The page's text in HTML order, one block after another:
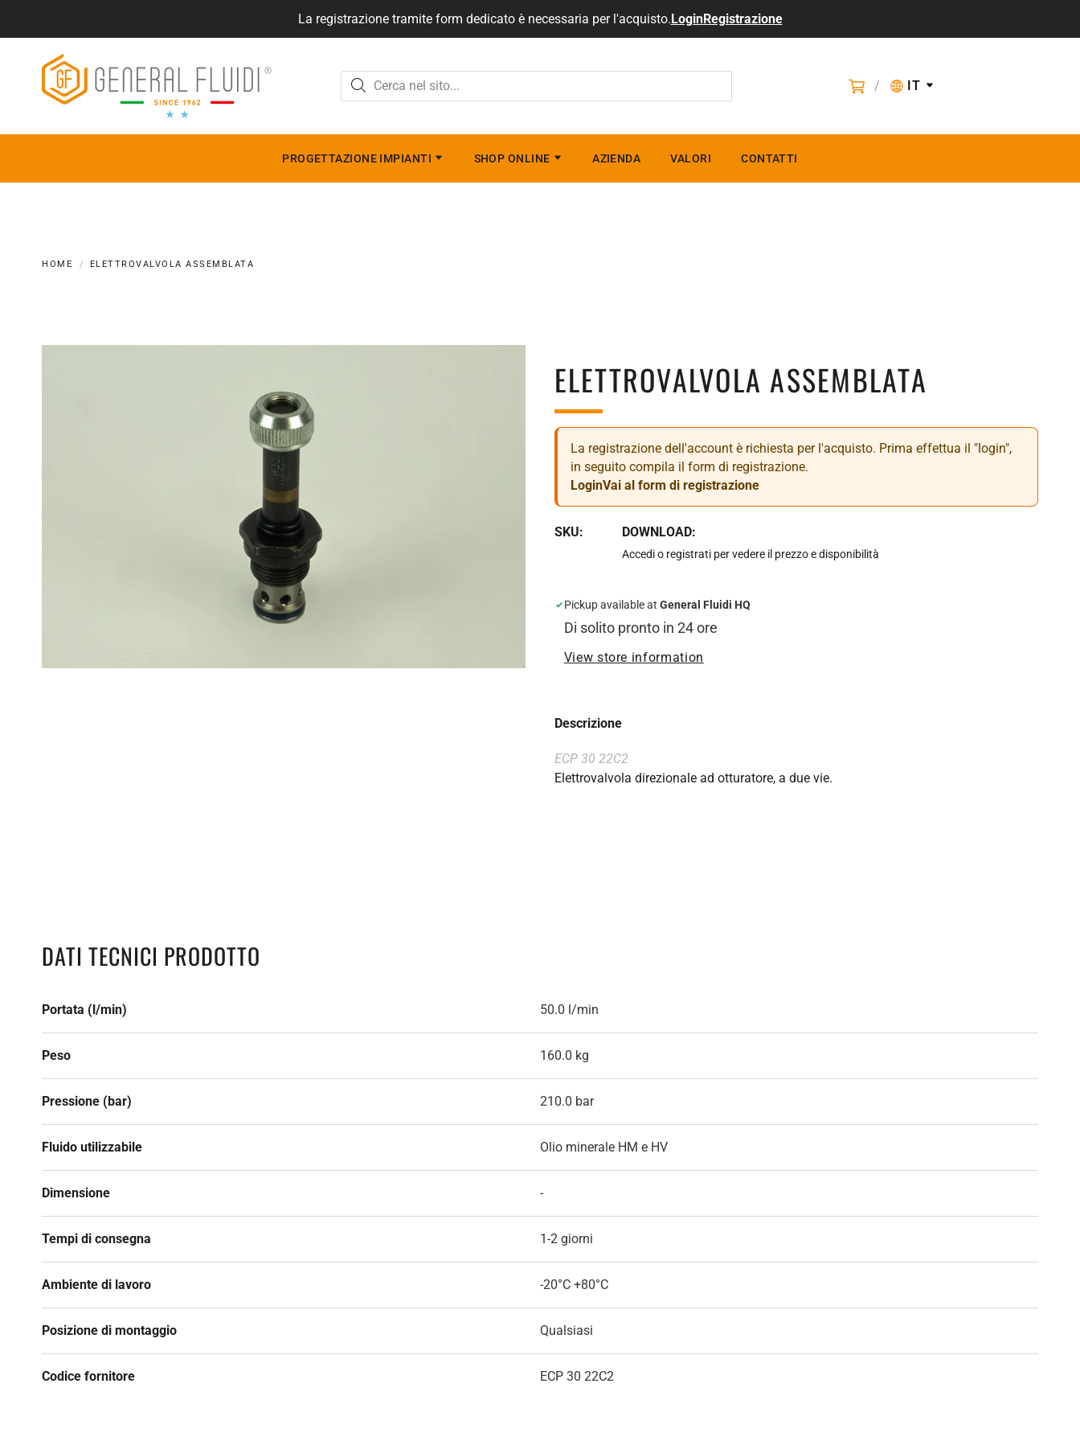
La registrazione tramite form dedicato è necessaria per l'acquisto.LoginRegistrazione
GENERALFLUIDI / IT
PROGETTAZIONE IMPIANTI SHOP ONLINE AZIENDA VALORI CONTATTI
HOME ELETTROVALVOLA ASSEMBLATA
ELETTROVALVOLA ASSEMBLATA
La registrazione dell'account è richiesta per l'acquisto. Prima effettua il "login",
in seguito compila il form di registrazione.
LoginVai al form di registrazione
SKU: DOWNLOAD:
Accedi o registrati per vedere il prezzo e disponibilità
Pickup available at General Fluidi HQ
Di solito pronto in 24 ore
View store information
Descrizione
ECP 30 22C2
Elettrovalvola direzionale ad otturatore, a due vie.
DATI TECNICI PRODOTTO
Portata (l/min) 50.0 l/min
Peso 160.0 kg
Pressione (bar) 210.0 bar
Fluido utilizzabile Olio minerale HM e HV
Dimensione -
Tempi di consegna 1-2 giorni
Ambiente di lavoro -20°C +80°C
Posizione di montaggio Qualsiasi
Codice fornitore ECP 30 22C2